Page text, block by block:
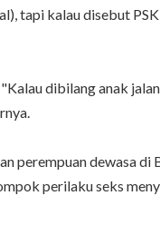
tapi kalau disebut
dibilang anak
perempuan dewasa di
perilaku seks